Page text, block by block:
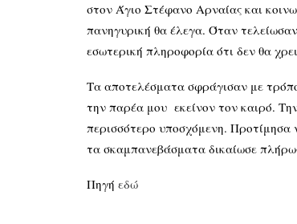
στον Άγιο Στέφανο Αρναίας και
πανηγυρική θα έλεγα. Όταν τελείωσαν
εσωτερική πληροφορία ότι δεν θα
Τα αποτελέσματα σφράγισαν με
την παρέα μου εκείνον τον καιρό.
περισσότερο υποσχόμενη.
τα σκαμπανεβάσματα δικαίωσε
Πηγή εδώ